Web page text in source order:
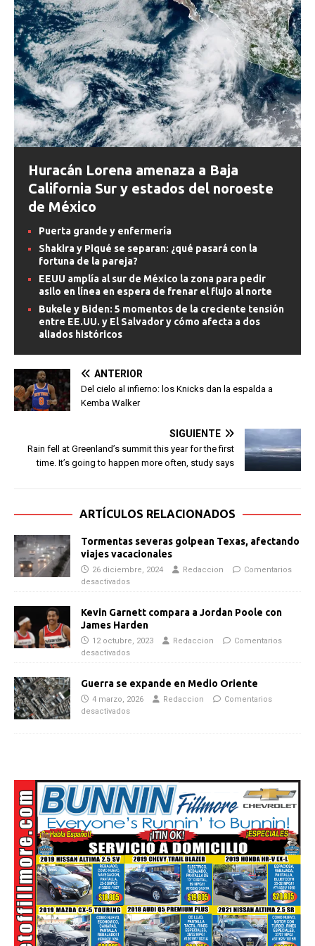
Huracán Lorena amenaza a Baja
California Sur y estados del noroeste
de México
Puerta grande y enfermería
Shakira y Piqué se separan: ¿qué pasará con la
fortuna de la pareja?
EEUU amplía al sur de México la zona para pedir
asilo en línea en espera de frenar el flujo al norte
Bukele y Biden: 5 momentos de la creciente tensión
entre EE.UU. y El Salvador y cómo afecta a dos
aliados históricos
ANTERIOR
Del cielo al infierno: los Knicks dan la espalda a
Kemba Walker
SIGUIENTE
Rain fell at Greenland’s summit this year for the first
time. It’s going to happen more often, study says
ARTÍCULOS RELACIONADOS
Tormentas severas golpean Texas, afectando
viajes vacacionales
26 diciembre, 2024 Redaccion
Comentarios
desactivados
Kevin Garnett compara a Jordan Poole con
James Harden
12 octubre, 2023 Redaccion
Comentarios
desactivados
Guerra se expande en Medio Oriente
4 marzo, 2026 Redaccion
Comentarios
desactivados